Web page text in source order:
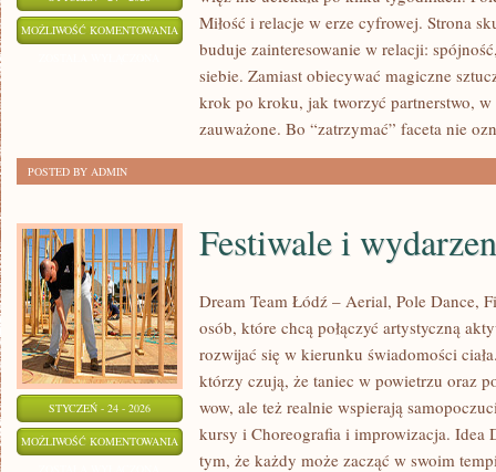
MOŻLIWOŚĆ KOMENTOWANIA BUDOWANIE
ZWIĄZKU
Miłość i relacje w erze cyfrowej. Strona
buduje zainteresowanie w relacji:
siebie. Zamiast obiecywać magiczne
krok po kroku, jak tworzyć partnerstwo,
zauważone. Bo “zatrzymać” faceta nie
POSTED BY ADMIN
STYCZEŃ - 24 - 2026
MOŻLIWOŚĆ KOMENTOWANIA FESTIWALE
Festiwale i
Dream Team Łódź – Aerial, Pole Dance,
osób, które chcą połączyć artystyczną
rozwijać się w kierunku świadomości
którzy czują, że taniec w powietrzu oraz
wow, ale też realnie wspierają
kursy i Choreografia i improwizacja. Idea
tym, że każdy może zacząć w swoim